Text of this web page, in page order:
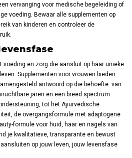
vervanging voor medische begeleiding of
voeding. Bewaar alle supplementen op
van kinderen en controleer de
voeding en zorg die aansluit op haar unieke
Supplementen voor vrouwen bieden
antwoord op die behoefte: van
jaren en een breed spectrum
tot het Ayurvedische
de overgangsformule met adaptogene
formule voor huid, haar en nagels van
je kwalitatieve, transparante en bewust
op jouw leven, jouw levensfase